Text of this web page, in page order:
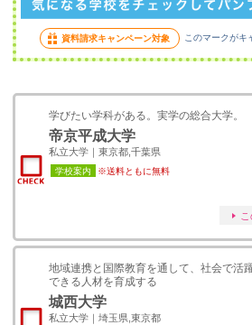
資料請求キャンペーン対象 このマークがキ
学びたい学科がある。実学の総合大学。
帝京平成大学
私立大学｜東京都,千葉県
学校案内 ※送料ともに無料
地域連携と国際教育を通して、社会で活
できる人材を育成する
城西大学
私立大学｜埼玉県,東京都